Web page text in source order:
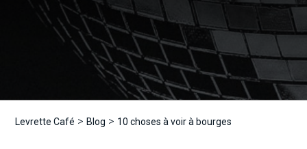
Levrette Café >Blog > 10 choses à voir à bourges